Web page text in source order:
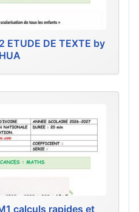
ETUDE DE TEXTE by
calculs rapides et